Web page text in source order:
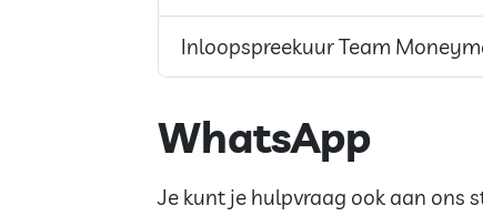
Inloopspreekuur Team
WhatsApp
Je kunt je hulpvraag ook aan ons